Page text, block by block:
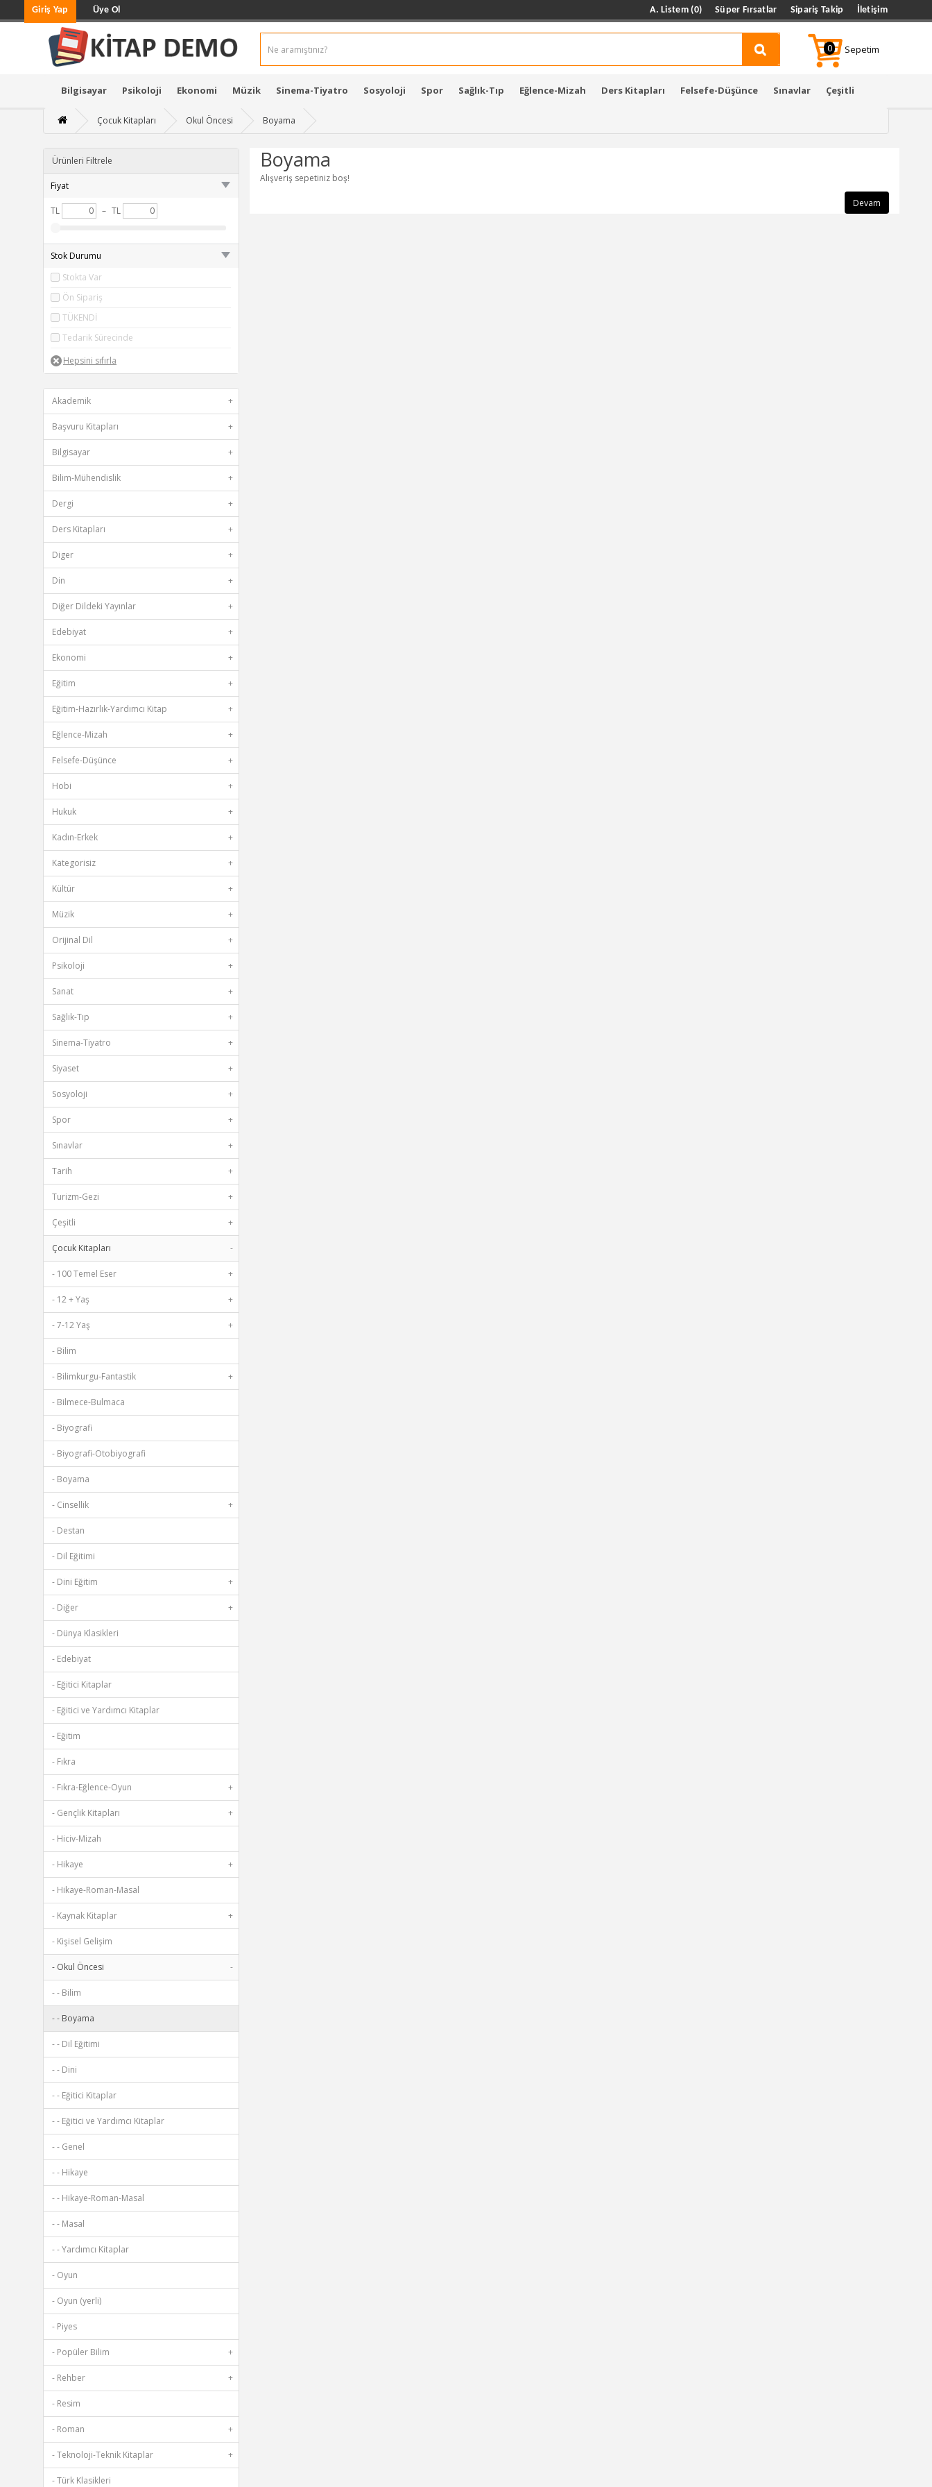
Giriş Yap Üye Ol A. Listem (0) Süper Fırsatlar Sipariş Takip İletişim
0 Sepetim
Bilgisayar Psikoloji Ekonomi Müzik Sinema-Tiyatro Sosyoloji Spor Sağlık-Tıp Eğlence-Mizah Ders Kitapları Felsefe-Düşünce Sınavlar Çeşitli
Çocuk Kitapları Okul Öncesi Boyama
Ürünleri Filtrele
Fiyat
TL – TL
Stok Durumu
Stokta Var
Ön Sipariş
TÜKENDİ
Tedarik Sürecinde
Akademik +
Başvuru Kitapları +
Bilgisayar +
Bilim-Mühendislik +
Dergi +
Ders Kitapları +
Diger +
Din +
Diğer Dildeki Yayınlar +
Edebiyat +
Ekonomi +
Eğitim +
Eğitim-Hazırlık-Yardımcı Kitap +
Eğlence-Mizah +
Felsefe-Düşünce +
Hobi +
Hukuk +
Kadın-Erkek +
Kategorisiz +
Kültür +
Müzik +
Orijinal Dil +
Psikoloji +
Sanat +
Sağlık-Tıp +
Sinema-Tiyatro +
Siyaset +
Sosyoloji +
Spor +
Sınavlar +
Tarih +
Turizm-Gezi +
Çeşitli +
Çocuk Kitapları -
- 100 Temel Eser +
- 12 + Yaş +
- 7-12 Yaş +
- Bilim
- Bilimkurgu-Fantastik +
- Bilmece-Bulmaca
- Biyografi
- Biyografi-Otobiyografi
- Boyama
- Cinsellik +
- Destan
- Dil Eğitimi
- Dini Eğitim +
- Diğer +
- Dünya Klasikleri
- Edebiyat
- Eğitici Kitaplar
- Eğitici ve Yardımcı Kitaplar
- Eğitim
- Fıkra
- Fıkra-Eğlence-Oyun +
- Gençlik Kitapları +
- Hiciv-Mizah
- Hikaye +
- Hikaye-Roman-Masal
- Kaynak Kitaplar +
- Kişisel Gelişim
- Okul Öncesi -
- - Bilim
- - Boyama
- - Dil Eğitimi
- - Dini
- - Eğitici Kitaplar
- - Eğitici ve Yardımcı Kitaplar
- - Genel
- - Hikaye
- - Hikaye-Roman-Masal
- - Masal
- - Yardımcı Kitaplar
- Oyun
- Oyun (yerli)
- Piyes
- Popüler Bilim +
- Rehber +
- Resim
- Roman +
- Teknoloji-Teknik Kitaplar +
- Türk Klasikleri
Boyama
Alışveriş sepetiniz boş!
Devam